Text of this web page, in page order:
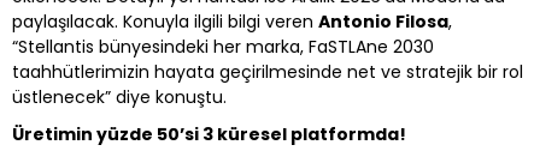
paylaşılacak. Konuyla ilgili bilgi veren Antonio Filosa,
“Stellantis bünyesindeki her marka, FaSTLAne 2030
taahhütlerimizin hayata geçirilmesinde net ve stratejik bir rol
üstlenecek” diye konuştu.
Üretimin yüzde 50’si 3 küresel platformda!